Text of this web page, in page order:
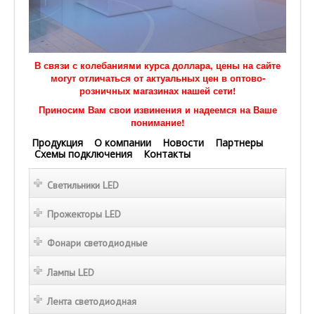
В связи с колебаниями курса доллара, цены на сайте
могут отличаться от актуальных цен в оптово-
розничных магазинах нашей сети!
Приносим Вам свои извинения и надеемся на Ваше
понимание!
Продукция
О компании Новости
Партнеры
Схемы подключения
Контакты
Светильники LED
Прожекторы LED
Фонари светодиодные
Лампы LED
Лента светодиодная